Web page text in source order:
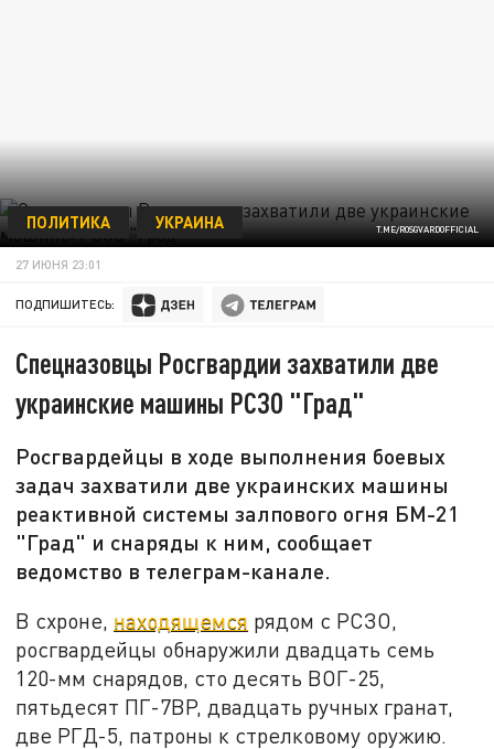
T.ME/ROSGVARDOFFICIAL
ПОЛИТИКА УКРАИНА
27 ИЮНЯ 23:01
ПОДПИШИТЕСЬ:
Спецназовцы Росгвардии захватили две
украинские машины РСЗО "Град"
Росгвардейцы в ходе выполнения боевых
задач захватили две украинских машины
реактивной системы залпового огня БМ-21
"Град" и снаряды к ним, сообщает
ведомство в телеграм-канале.
В схроне, находящемся рядом с РСЗО,
росгвардейцы обнаружили двадцать семь
120-мм снарядов, сто десять ВОГ-25,
пятьдесят ПГ-7ВР, двадцать ручных гранат,
две РГД-5, патроны к стрелковому оружию.